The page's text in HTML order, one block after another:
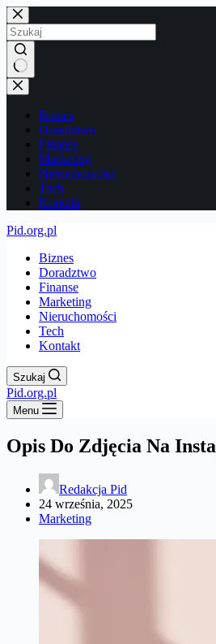
Przejdź
do
treści
Brak
wyników
Biznes
Doradztwo
Finanse
Marketing
Nieruchomości
Tech
Kontakt
Pid.org.pl
Biznes
Doradztwo
Finanse
Marketing
Nieruchomości
Tech
Kontakt
Szukaj
Pid.org.pl
Menu
Opis Do Zdjęcia Na
Redakcja Pid
24 września, 2025
Marketing